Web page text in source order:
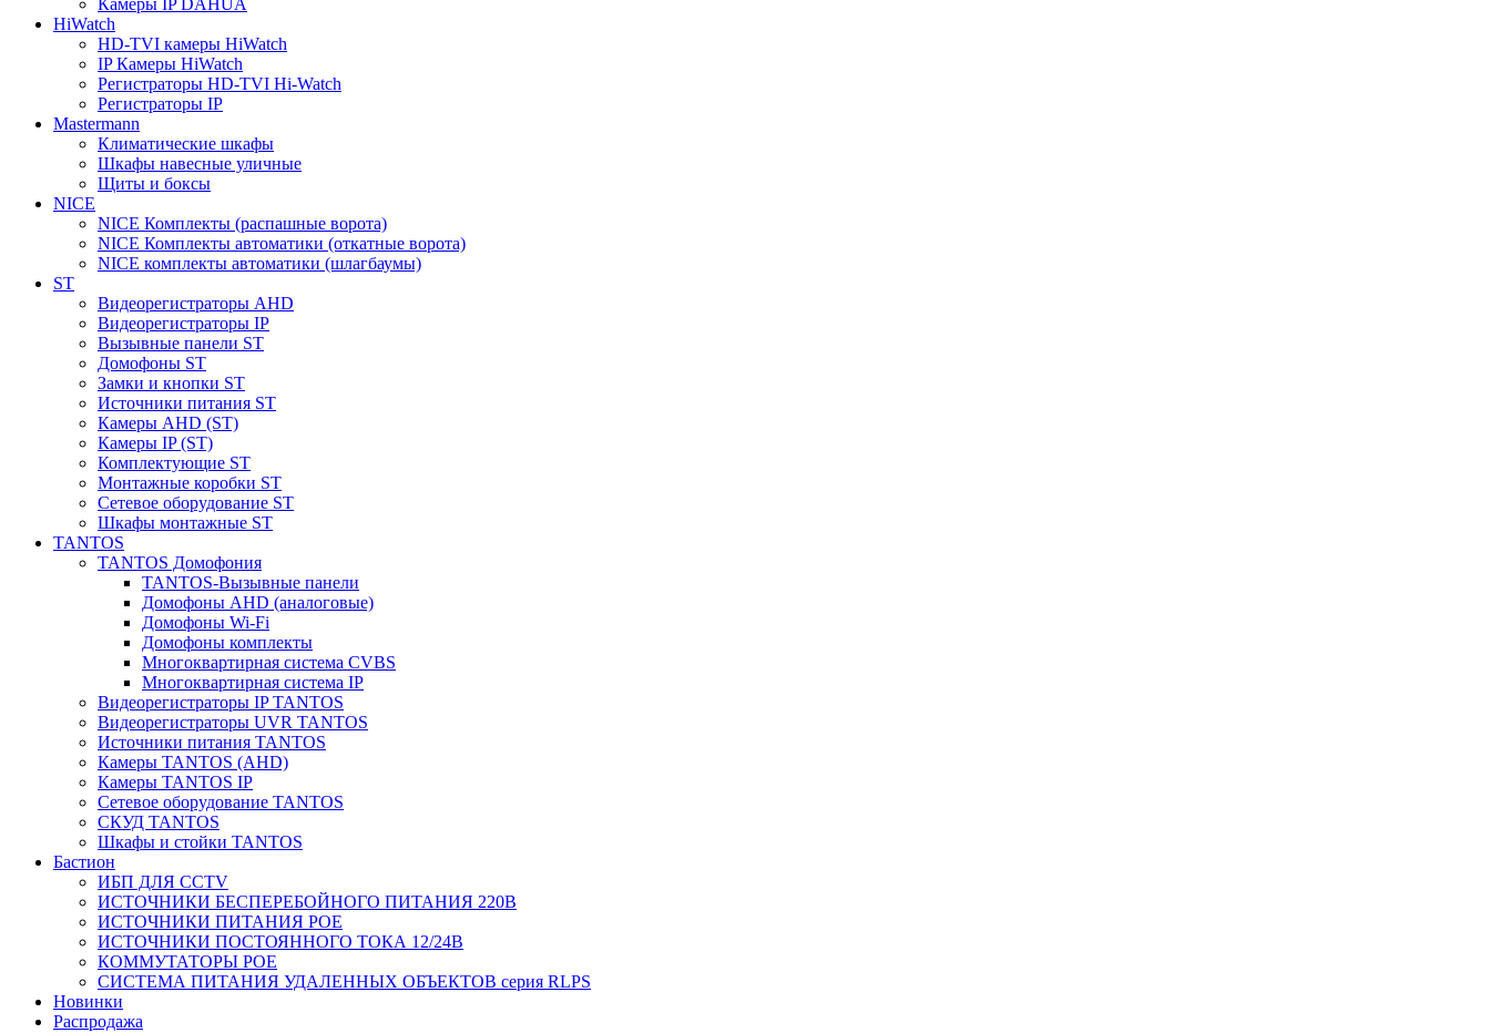
Камеры IP DAHUA
HiWatch
HD-TVI камеры HiWatch
IP Камеры HiWatch
Регистраторы HD-TVI Hi-Watch
Регистраторы IP
Mastermann
Климатические шкафы
Шкафы навесные уличные
Щиты и боксы
NICE
NICE Комплекты (распашные ворота)
NICE Комплекты автоматики (откатные ворота)
NICE комплекты автоматики (шлагбаумы)
ST
Видеорегистраторы AHD
Видеорегистраторы IP
Вызывные панели ST
Домофоны ST
Замки и кнопки ST
Источники питания ST
Камеры AHD (ST)
Камеры IP (ST)
Комплектующие ST
Монтажные коробки ST
Сетевое оборудование ST
Шкафы монтажные ST
TANTOS
TANTOS Домофония
TANTOS-Вызывные панели
Домофоны AHD (аналоговые)
Домофоны Wi-Fi
Домофоны комплекты
Многоквартирная система CVBS
Многоквартирная система IP
Видеорегистраторы IP TANTOS
Видеорегистраторы UVR TANTOS
Источники питания TANTOS
Камеры TANTOS (AHD)
Камеры TANTOS IP
Сетевое оборудование TANTOS
СКУД TANTOS
Шкафы и стойки TANTOS
Бастион
ИБП ДЛЯ CCTV
ИСТОЧНИКИ БЕСПЕРЕБОЙНОГО ПИТАНИЯ 220В
ИСТОЧНИКИ ПИТАНИЯ POE
ИСТОЧНИКИ ПОСТОЯННОГО ТОКА 12/24В
КОММУТАТОРЫ POE
СИСТЕМА ПИТАНИЯ УДАЛЕННЫХ ОБЪЕКТОВ серия RLPS
Новинки
Распродажа